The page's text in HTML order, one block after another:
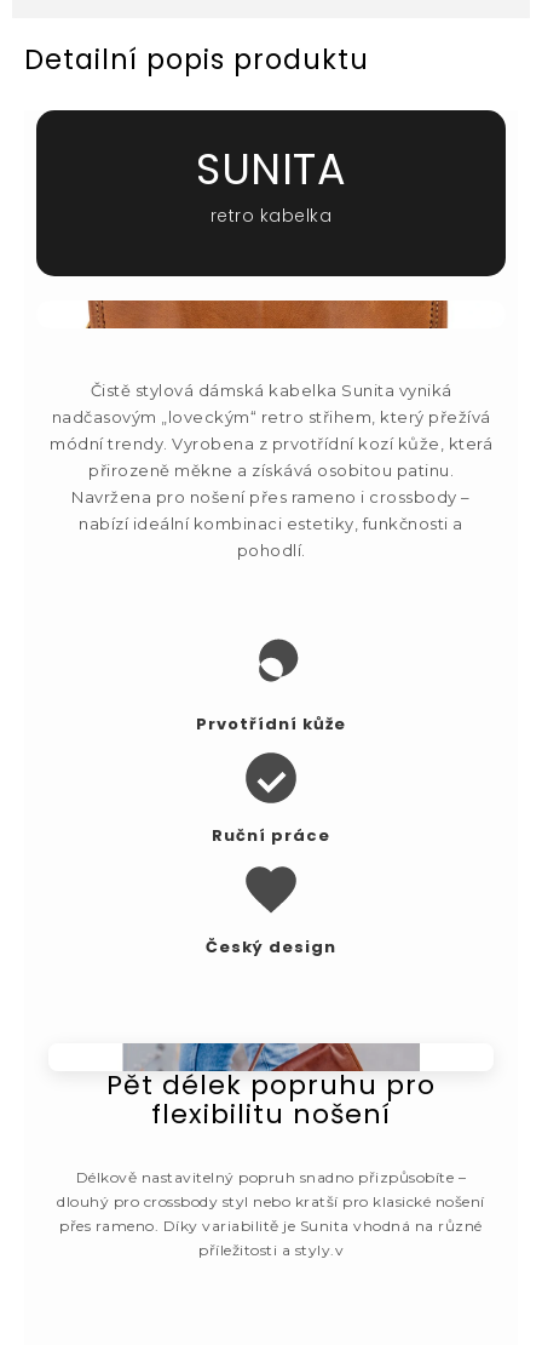
Detailní popis produktu
SUNITA
retro kabelka
Čistě stylová dámská kabelka Sunita vyniká
nadčasovým „loveckým“ retro střihem, který přežívá
módní trendy. Vyrobena z prvotřídní kozí kůže, která
přirozeně měkne a získává osobitou patinu.
Navržena pro nošení přes rameno i crossbody –
nabízí ideální kombinaci estetiky, funkčnosti a
pohodlí.
Prvotřídní kůže
Ruční práce
Český design
Pět délek popruhu pro
flexibilitu nošení
Délkově nastavitelný popruh snadno přizpůsobíte –
dlouhý pro crossbody styl nebo kratší pro klasické nošení
přes rameno. Díky variabilitě je Sunita vhodná na různé
příležitosti a styly.v